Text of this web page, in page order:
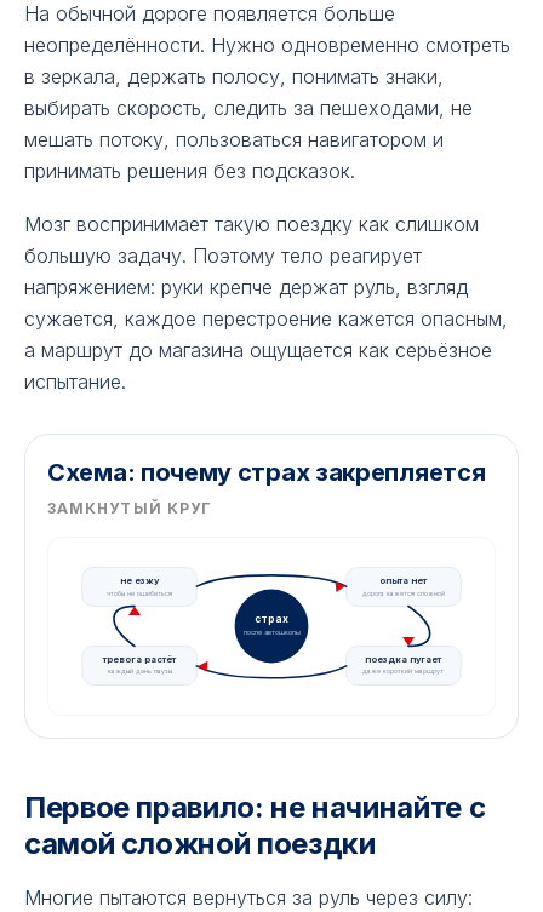
На обычной дороге появляется больше
неопределённости. Нужно одновременно смотреть
в зеркала, держать полосу, понимать знаки,
выбирать скорость, следить за пешеходами, не
мешать потоку, пользоваться навигатором и
принимать решения без подсказок.
Мозг воспринимает такую поездку как слишком
большую задачу. Поэтому тело реагирует
напряжением: руки крепче держат руль, взгляд
сужается, каждое перестроение кажется опасным,
а маршрут до магазина ощущается как серьёзное
испытание.
Схема: почему страх закрепляется
ЗАМКНУТЫЙ КРУГ
страх
после автошколы
не езжу
чтобы не ошибиться
опыта нет
дорога кажется сложной
тревога растёт
каждый день паузы
поездка пугает
даже короткий маршрут
Первое правило: не начинайте с
самой сложной поездки
Многие пытаются вернуться за руль через силу: